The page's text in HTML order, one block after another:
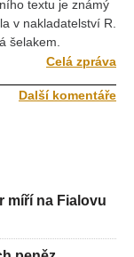
textu je známý
v nakladatelství R.
šelakem.
Celá zpráva
Další komentáře
míří na Fialovu